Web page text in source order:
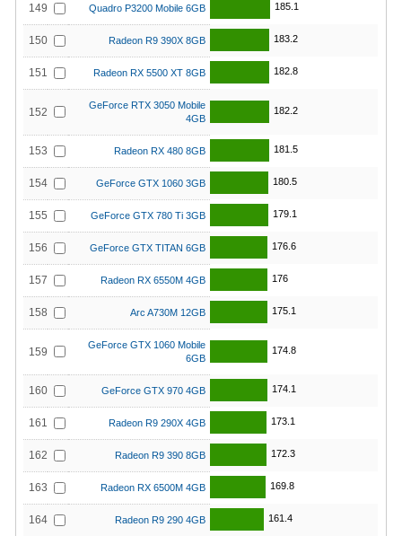
149 Quadro P3200 Mobile 6GB 185.1
150 Radeon R9 390X 8GB 183.2
151 Radeon RX 5500 XT 8GB 182.8
152
GeForce RTX 3050 Mobile
4GB
182.2
153 Radeon RX 480 8GB 181.5
154 GeForce GTX 1060 3GB 180.5
155 GeForce GTX 780 Ti 3GB 179.1
156 GeForce GTX TITAN 6GB 176.6
157 Radeon RX 6550M 4GB 176
158 Arc A730M 12GB 175.1
159
GeForce GTX 1060 Mobile
6GB
174.8
160 GeForce GTX 970 4GB 174.1
161 Radeon R9 290X 4GB 173.1
162 Radeon R9 390 8GB 172.3
163 Radeon RX 6500M 4GB 169.8
164 Radeon R9 290 4GB 161.4